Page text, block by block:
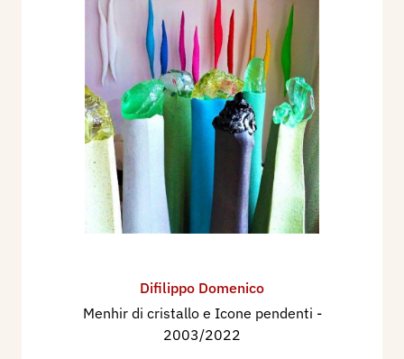
Difilippo Domenico
Menhir di cristallo e Icone pendenti -
2003/2022